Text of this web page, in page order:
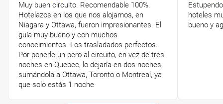
Muy buen circuito. Recomendable 100%.
Hotelazos en los que nos alojamos, en
Niagara y Ottawa, fueron impresionantes. El
guía muy bueno y con muchos
conocimientos. Los trasladados perfectos.
Por ponerle un pero al circuito, en vez de tres
noches en Quebec, lo dejaría en dos noches,
sumándola a Ottawa, Toronto o Montreal, ya
que solo estás 1 noche
hoteles
bueno y